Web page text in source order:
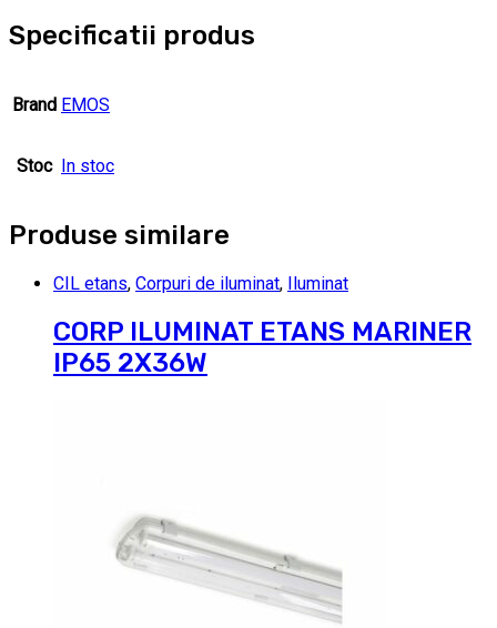
Specificatii produs
Brand EMOS
Stoc In stoc
Produse similare
CIL etans, Corpuri de iluminat, Iluminat
CORP ILUMINAT ETANS MARINER
IP65 2X36W